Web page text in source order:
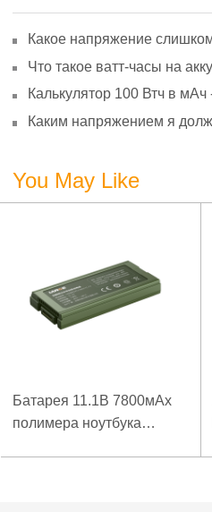
Какое напряжение
старение
Что такое ватт-часы на
Калькулятор 100 Втч в
Каким напряжением я
You May Like
Батарея 11.1В 7800мАх
полимера ноутбука